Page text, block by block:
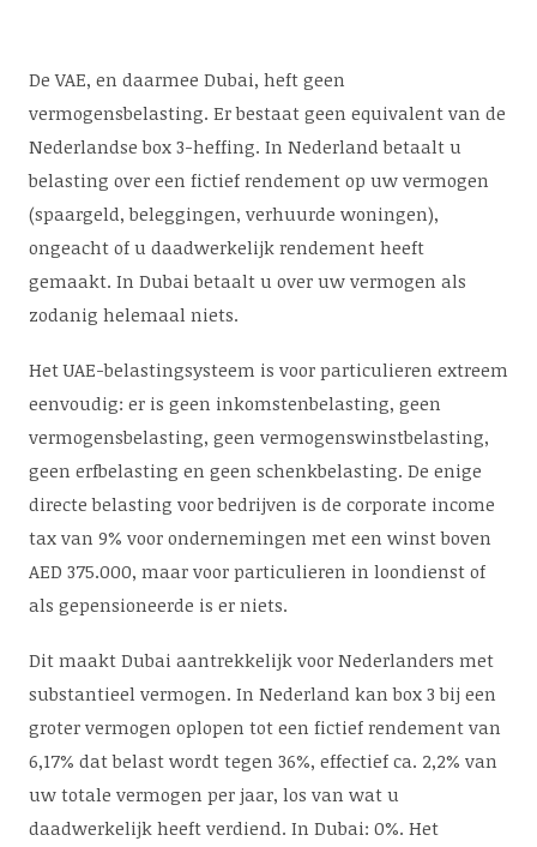
De VAE, en daarmee Dubai, heft geen
vermogensbelasting. Er bestaat geen equivalent van de
Nederlandse box 3-heffing. In Nederland betaalt u
belasting over een fictief rendement op uw vermogen
(spaargeld, beleggingen, verhuurde woningen),
ongeacht of u daadwerkelijk rendement heeft
gemaakt. In Dubai betaalt u over uw vermogen als
zodanig helemaal niets.
Het UAE-belastingsysteem is voor particulieren extreem
eenvoudig: er is geen inkomstenbelasting, geen
vermogensbelasting, geen vermogenswinstbelasting,
geen erfbelasting en geen schenkbelasting. De enige
directe belasting voor bedrijven is de corporate income
tax van 9% voor ondernemingen met een winst boven
AED 375.000, maar voor particulieren in loondienst of
als gepensioneerde is er niets.
Dit maakt Dubai aantrekkelijk voor Nederlanders met
substantieel vermogen. In Nederland kan box 3 bij een
groter vermogen oplopen tot een fictief rendement van
6,17% dat belast wordt tegen 36%, effectief ca. 2,2% van
uw totale vermogen per jaar, los van wat u
daadwerkelijk heeft verdiend. In Dubai: 0%. Het